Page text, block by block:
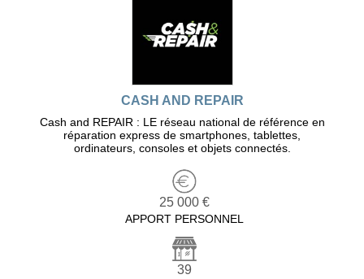
CASH AND REPAIR
Cash and REPAIR : LE réseau national de référence en
réparation express de smartphones, tablettes,
ordinateurs, consoles et objets connectés.
25 000 €
APPORT PERSONNEL
39